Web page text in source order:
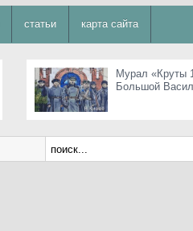
статьи карта сайта
Мурал «Круты
Большой